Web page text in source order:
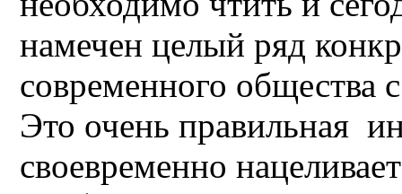
намечен целый ряд
современного общества
Это очень правильная
своевременно